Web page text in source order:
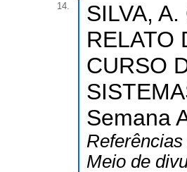
14.
SILVA,
RELATO
CURSO
Semana
Meio de